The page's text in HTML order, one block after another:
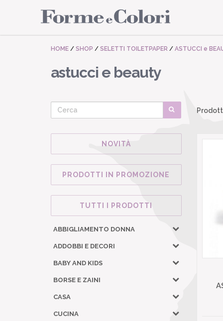
HOME / SHOP / SELETTI TOILETPAPER / ASTUCCI e
astucci e beauty
NOVITÀ
PRODOTTI IN PROMOZIONE
TUTTI I PRODOTTI
ABBIGLIAMENTO DONNA
ADDOBBI E DECORI
BABY AND KIDS
BORSE E ZAINI
CASA
CUCINA